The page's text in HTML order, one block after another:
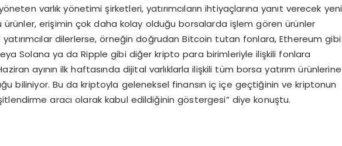
varlık yönetimi şirketleri, yatırımcıların ihtiyaçlarına yanıt verecek yeni
ürünler, erişimin çok daha kolay olduğu borsalarda işlem gören ürünler
dilerlerse, örneğin doğrudan Bitcoin tutan fonlara, Ethereum gibi
Solana ya da Ripple gibi diğer kripto para birimleriyle ilişkili fonlara
ayının ilk haftasında dijital varlıklarla ilişkili tüm borsa yatırım ürünlerine
biliniyor. Bu da kriptoyla geleneksel finansın iç içe geçtiğinin ve kriptonun
aracı olarak kabul edildiğinin göstergesi” diye konuştu.